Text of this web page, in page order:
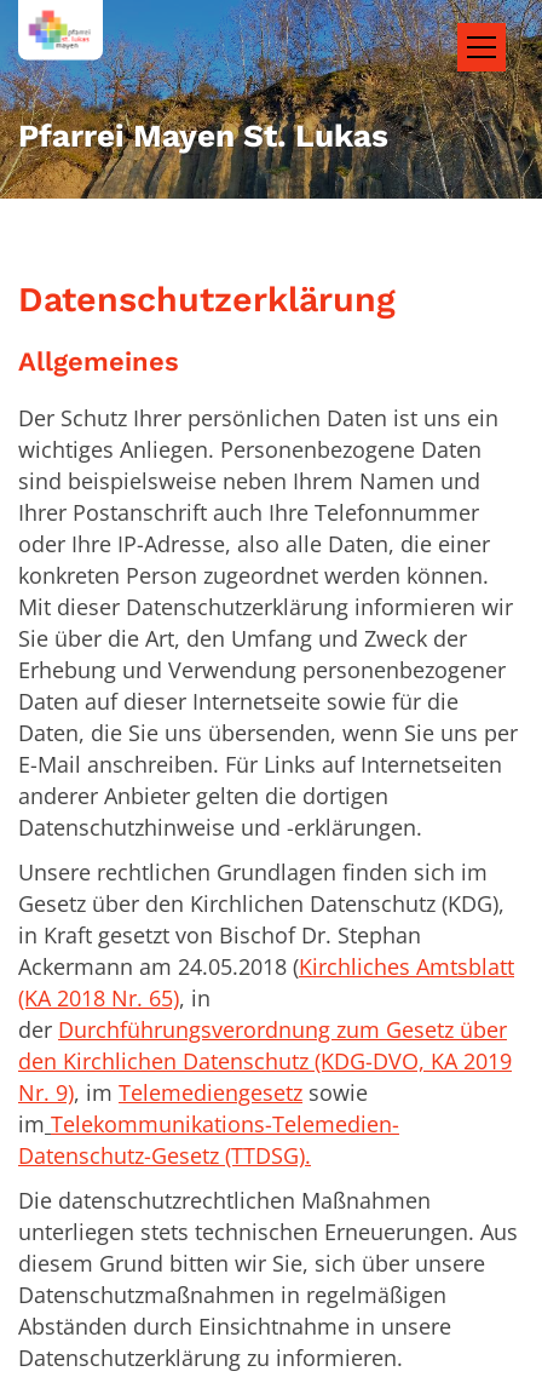
Zum Inhalt springen
Pfarrei Mayen St. Lukas
Datenschutzerklärung
Allgemeines
Der Schutz Ihrer persönlichen Daten ist uns ein
wichtiges Anliegen. Personenbezogene Daten
sind beispielsweise neben Ihrem Namen und
Ihrer Postanschrift auch Ihre Telefonnummer
oder Ihre IP-Adresse, also alle Daten, die einer
konkreten Person zugeordnet werden können.
Mit dieser Datenschutzerklärung informieren wir
Sie über die Art, den Umfang und Zweck der
Erhebung und Verwendung personenbezogener
Daten auf dieser Internetseite sowie für die
Daten, die Sie uns übersenden, wenn Sie uns per
E-Mail anschreiben. Für Links auf Internetseiten
anderer Anbieter gelten die dortigen
Datenschutzhinweise und -erklärungen.
Unsere rechtlichen Grundlagen finden sich im
Gesetz über den Kirchlichen Datenschutz (KDG),
in Kraft gesetzt von Bischof Dr. Stephan
Ackermann am 24.05.2018 (Kirchliches Amtsblatt
(KA 2018 Nr. 65), in
der Durchführungsverordnung zum Gesetz über
den Kirchlichen Datenschutz (KDG-DVO, KA 2019
Nr. 9), im Telemediengesetz sowie
im Telekommunikations-Telemedien-
Datenschutz-Gesetz (TTDSG).
Die datenschutzrechtlichen Maßnahmen
unterliegen stets technischen Erneuerungen. Aus
diesem Grund bitten wir Sie, sich über unsere
Datenschutzmaßnahmen in regelmäßigen
Abständen durch Einsichtnahme in unsere
Datenschutzerklärung zu informieren.